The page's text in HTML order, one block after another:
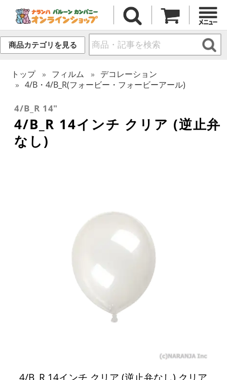
商品カテゴリを見る
トップ フィルム
デコレーション
4/B・4/B_R(フォービー・フォービーアール)
4/B_R 14"
4/B_R 14インチ クリア (逆止弁
なし)
4/B_R 14インチ クリア (逆止弁なし) クリア